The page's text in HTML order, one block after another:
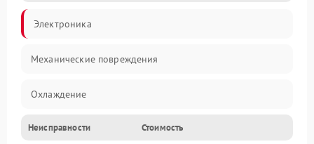
Электроника
Механические повреждения
Охлаждение
Механика
Неисправности Стоимость